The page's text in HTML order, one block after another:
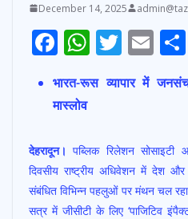
December 14, 2025
F
e
b
o
o
k
W
at
A
p
p
T
itt
E
ai
भारत-रूस व्यापार में
मास्लोव
देहरादून।पब्लिक रिलेशन
दिवसीय राष्ट्रीय अधिवेशन में देश
संबंधित विभिन्न पहलुओं पर मंथन चल
सत्र में जीसीटी के लिए ‘पाजिटिव